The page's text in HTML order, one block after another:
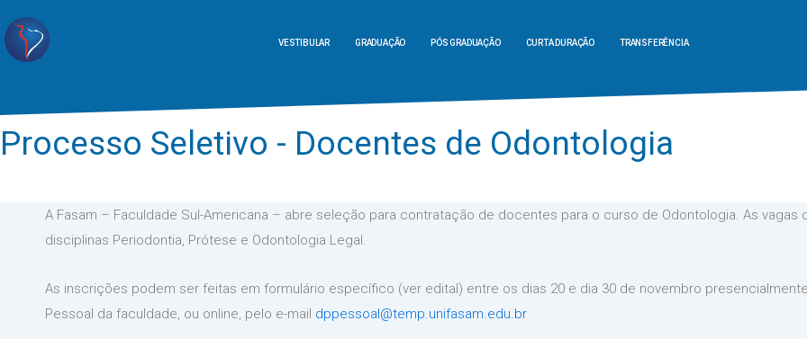
VESTIBULAR GRADUAÇÃO PÓS GRADUAÇÃO CURTA DURAÇÃO TRANSFERÊNCIA
Processo Seletivo - Docentes de Odontologia
A Fasam – Faculdade Sul-Americana – abre seleção para contratação de docentes para o curso de Odontologia. As vagas
disciplinas Periodontia, Prótese e Odontologia Legal.
As inscrições podem ser feitas em formulário específico (ver edital) entre os dias 20 e dia 30 de novembro
Pessoal da faculdade, ou online, pelo e-mail dppessoal@temp.unifasam.edu.br